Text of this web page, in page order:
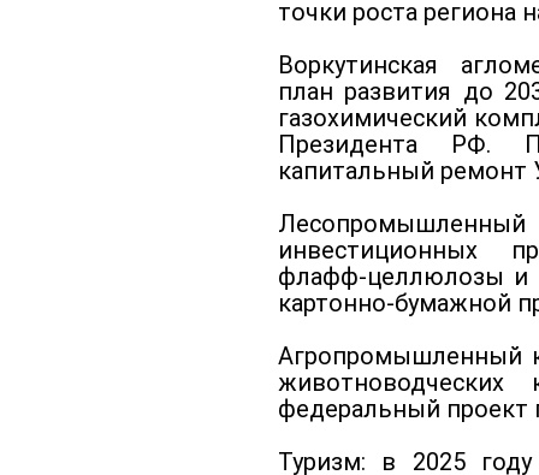
точки роста региона
Воркутинская
план развития до
газохимический
Президента РФ.
капитальный ремонт
инвестиционных
флафф-целлюлозы и
картонно-бумажной
Агропромышленный
федеральный проект
Туризм: в 2025